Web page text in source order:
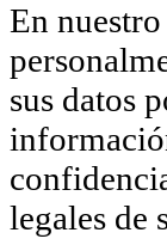
En
sus datos
legales de